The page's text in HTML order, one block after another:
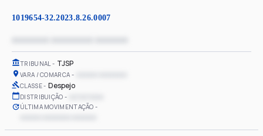
1019654-32.2023.8.26.0007
TRIBUNAL TJSP
VARA / COMARCA
CLASSE Despejo
DISTRIBUIÇÃO
ÚLTIMA MOVIMENTAÇÃO